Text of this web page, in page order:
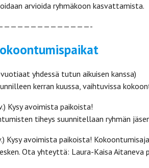
arvioida ryhmäkoon kasvattamista.
yhdessä tutun aikuisen kanssa)
kerran kuussa, vaihtuvissa
Kysy avoimista paikoista!
tiheys suunnitellaan ryhmän
Kysy avoimista paikoista!
Ota yhteyttä: Laura-Kaisa Aitaneva